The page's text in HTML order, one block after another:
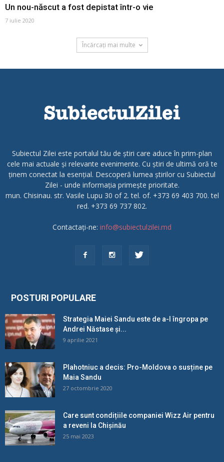
Un nou-născut a fost depistat într-o vie
7 iulie 2020
Încărcați mai multe
Subiectul Zilei este portalul tău de știri care aduce în prim-plan
cele mai actuale și relevante evenimente. Cu știri de ultimă oră te
ținem conectat la esențial. Descoperă lumea știrilor cu Subiectul
Zilei - unde informația primește prioritate.
mun. Chisinau. str. Vasile Lupu 30 of 2. tel. of. +373 69 403 700. tel
red. +373 69 737 802.
Contactați-ne: info@subiectulzilei.md
POSTURI POPULARE
Strategia Maiei Sandu este de a-l îngropa pe
Andrei Năstase și...
9 aprilie 2021
Plahotniuc a decis: Pro-Moldova o susține pe
Maia Sandu
27 octombrie 2020
Care sunt condițiile companiei Wizz Air pentru
a reveni la Chișinău
25 mai 2023